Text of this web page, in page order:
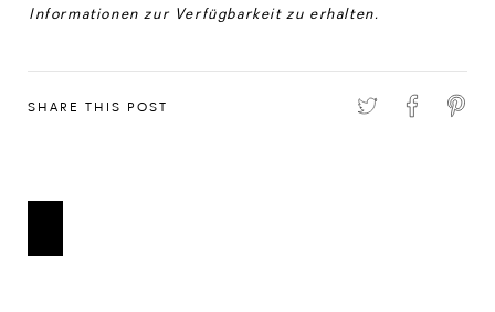
Informationen zur Verfügbarkeit zu erhalten.
SHARE THIS POST